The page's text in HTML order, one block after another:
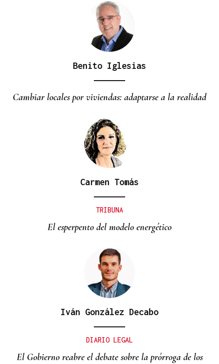
Benito Iglesias
Cambiar locales por viviendas: adaptarse a la realidad
Carmen Tomás
TRIBUNA
El esperpento del modelo energético
Iván González Decabo
DIARIO LEGAL
El Gobierno reabre el debate sobre la prórroga de los